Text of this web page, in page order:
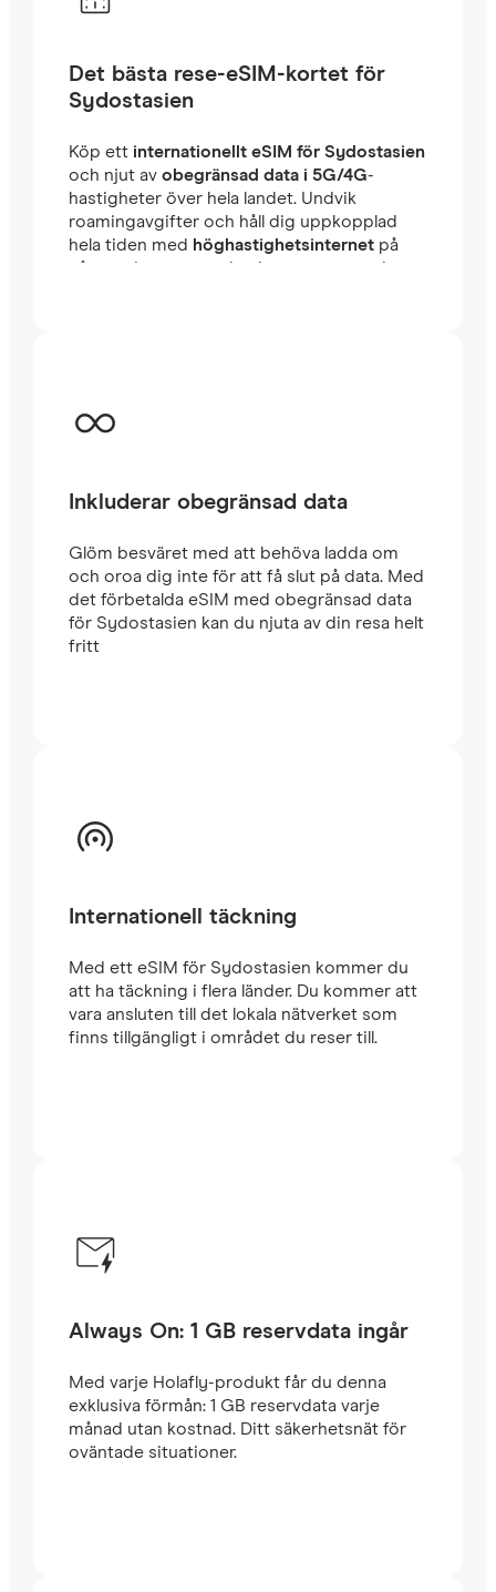
Det bästa rese-eSIM-kortet för
Sydostasien
Köp ett internationellt eSIM för Sydostasien
och njut av obegränsad data i 5G/4G-
hastigheter över hela landet. Undvik
roamingavgifter och håll dig uppkopplad
hela tiden med höghastighetsinternetpå
några minuter utomlands, oavsett om du
Inkluderar obegränsad data
Glöm besväret med att behöva ladda om
och oroa dig inte för att få slut på data. Med
det förbetalda eSIM med obegränsad data
för Sydostasien kan du njuta av din resa helt
fritt
Internationell täckning
Med ett eSIM för Sydostasien kommer du
att ha täckning i flera länder. Du kommer att
vara ansluten till det lokala nätverket som
finns tillgängligt i området du reser till.
Always On: 1 GB reservdata ingår
Med varje Holafly-produkt får du denna
exklusiva förmån: 1 GB reservdata varje
månad utan kostnad. Ditt säkerhetsnät för
oväntade situationer.